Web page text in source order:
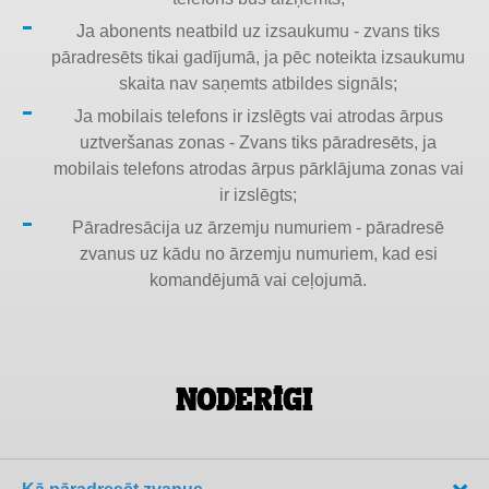
Ja abonents neatbild uz izsaukumu - zvans tiks
pāradresēts tikai gadījumā, ja pēc noteikta izsaukumu
skaita nav saņemts atbildes signāls;
Ja mobilais telefons ir izslēgts vai atrodas ārpus
uztveršanas zonas - Zvans tiks pāradresēts, ja
mobilais telefons atrodas ārpus pārklājuma zonas vai
ir izslēgts;
Pāradresācija uz ārzemju numuriem - pāradresē
zvanus uz kādu no ārzemju numuriem, kad esi
komandējumā vai ceļojumā.
Noderīgi